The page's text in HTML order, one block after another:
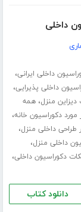
داخلی
داخلی ایرانی،
داخلی پذیرایی،
دیزاین منزل،همه
مورد دکوراسیون خانه،
طراحی داخلی منزل،
داخلی منزل،
دکوراسیون داخلی،
دانلود کتاب